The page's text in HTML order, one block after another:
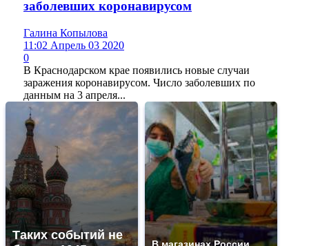
заболевших коронавирусом
Галина Копылова
11:02 Апрель 03 2020
0
В Краснодарском крае появились новые случаи
заражения коронавирусом. Число заболевших по
данным на 3 апреля...
Таких событий не
В магазинах России